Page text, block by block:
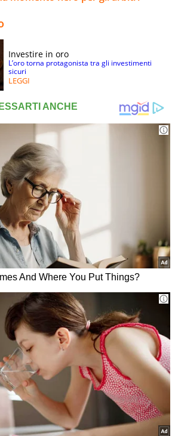
Investire in oro
L’oro torna protagonista tra gli investimenti
sicuri
LEGGI